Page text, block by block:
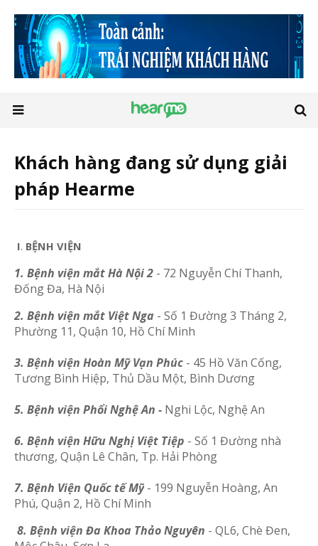
Khách hàng đang sử dụng giải
pháp Hearme
I. BỆNH VIỆN
1. Bệnh viện mắt Hà Nội 2 - 72 Nguyễn Chí Thanh,
Đống Đa, Hà Nội
2. Bệnh viện mắt Việt Nga - Số 1 Đường 3 Tháng 2,
Phường 11, Quận 10, Hồ Chí Minh
3. Bệnh viện Hoàn Mỹ Vạn Phúc - 45 Hồ Văn Cống,
Tương Bình Hiệp, Thủ Dầu Một, Bình Dương
5. Bệnh viện Phổi Nghệ An - Nghi Lộc, Nghệ An
6. Bệnh viện Hữu Nghị Việt Tiệp - Số 1 Đường nhà
thương, Quận Lê Chân, Tp. Hải Phòng
7. Bệnh Viện Quốc tế Mỹ - 199 Nguyễn Hoàng, An
Phú, Quận 2, Hồ Chí Minh
8. Bệnh viện Đa Khoa Thảo Nguyên - QL6, Chè Đen,